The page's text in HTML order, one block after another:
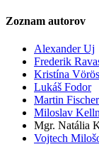
Zoznam autorov
Alexander Uj
Frederik
Kristína
Lukáš Fodor
Martin Fischer
Miloslav
Mgr. Natália
Vojtech